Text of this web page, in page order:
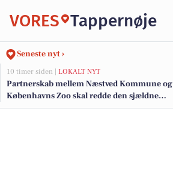
VORES Tappernøje
Seneste nyt ›
10 timer siden | LOKALT NYT
Partnerskab mellem Næstved Kommune og
Københavns Zoo skal redde den sjældne
klokkefrø